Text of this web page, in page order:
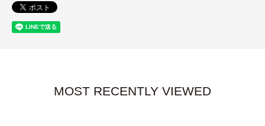
MOST RECENTLY VIEWED